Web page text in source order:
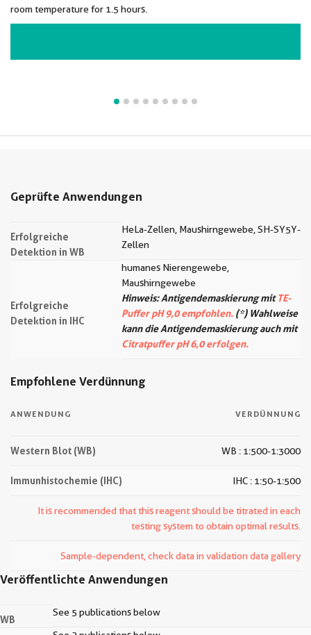
room temperature for 1.5 hours.
Geprüfte Anwendungen
Erfolgreiche
Detektion in WB
HeLa-Zellen, Maushirngewebe, SH-SY5Y-
Zellen
Erfolgreiche
Detektion in IHC
humanes Nierengewebe,
Maushirngewebe
Hinweis: Antigendemaskierung mitTE-
Puffer pH 9,0 empfohlen. (*) Wahlweise
kann die Antigendemaskierung auch mit
Citratpuffer pH 6,0 erfolgen.
Empfohlene Verdünnung
ANWENDUNG VERDÜNNUNG
Western Blot (WB) WB : 1:500-1:3000
Immunhistochemie (IHC) IHC : 1:50-1:500
It is recommended that this reagent should be titrated in each
testing system to obtain optimal results.
Sample-dependent, check data in validation data gallery
Veröffentlichte Anwendungen
WB
See 5 publications below